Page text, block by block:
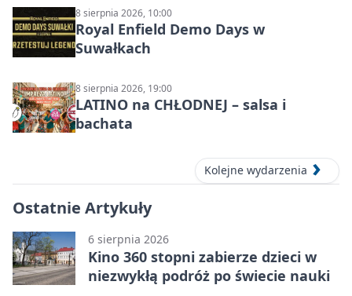
DZŪKIJOS – jednodienė kelionė
8 sierpnia 2026, 10:00
Royal Enfield Demo Days w
Suwałkach
8 sierpnia 2026, 19:00
LATINO na CHŁODNEJ – salsa i
bachata
Kolejne wydarzenia
Ostatnie Artykuły
6 sierpnia 2026
Kino 360 stopni zabierze dzieci w
niezwykłą podróż po świecie nauki